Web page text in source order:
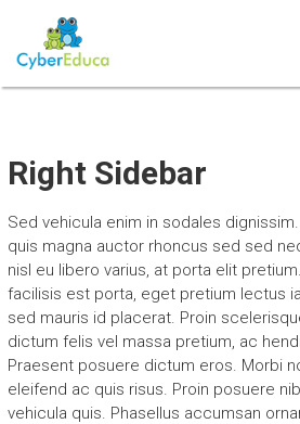
content
CYBEREDUCA
Reprogramando o Mundo!
Right Sidebar
Sed vehicula enim in sodales
quis magna auctor rhoncus sed sed
nisl eu libero varius, at porta elit
facilisis est porta, eget pretium lectus
sed mauris id placerat. Proin
dictum felis vel massa pretium, ac
Praesent posuere dictum eros. Morbi
eleifend ac quis risus. Proin posuere
vehicula quis. Phasellus accumsan